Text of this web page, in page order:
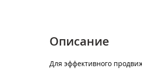
Описание
Для эффективного